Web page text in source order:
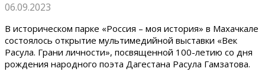
06.09.2023
В историческом парке «Россия – моя история» в Махачкале
состоялось открытие мультимедийной выставки «Век
Расула. Грани личности», посвященной 100-летию со дня
рождения народного поэта Дагестана Расула Гамзатова.